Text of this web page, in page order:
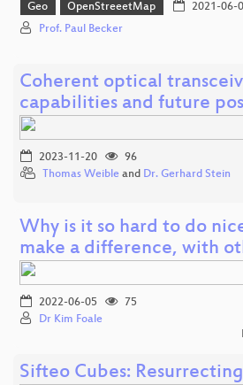
Geo OpenStreeetMap 2021-06-
Prof. Paul Becker
Coherent optical
capabilities and future
2023-11-20
96
Thomas Weible and Dr. Gerhard Stein
Why is it so hard to do
make a difference, with
2022-06-05
75
Dr Kim Foale
Sifteo Cubes: